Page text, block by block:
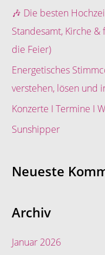
n
n
a
c
🎶 Die besten
Standesamt, Kirche
die Feier)
Energetisches
verstehen, lösen und
Konzerte I Termine I
Sunshipper
Neueste
Archiv
Januar 2026